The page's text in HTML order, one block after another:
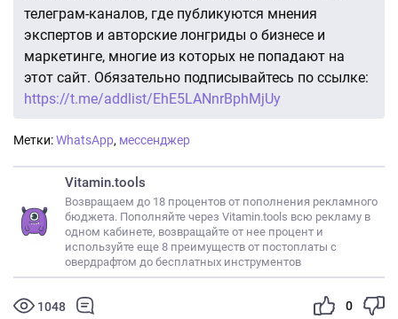
телеграм-каналов, где публикуются мнения
экспертов и авторские лонгриды о бизнесе и
маркетинге, многие из которых не попадают на
этот сайт. Обязательно подписывайтесь по ссылке:
https://t.me/addlist/EhE5LANnrBphMjUy
Метки:WhatsApp, мессенджер
Vitamin.tools
Возвращаем до 18 процентов от пополнения рекламного
бюджета. Пополняйте через Vitamin.tools всю рекламу в
одном кабинете, возвращайте от нее процент и
используйте еще 8 преимуществ от постоплаты с
овердрафтом до бесплатных инструментов
1048 0